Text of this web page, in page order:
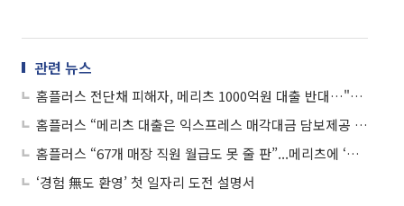
관련 뉴스
홈플러스 전단채 피해자, 메리츠 1000억원 대출 반대…"MBK 책임 회피"
홈플러스 “메리츠 대출은 익스프레스 매각대금 담보제공 조건”
홈플러스 “67개 매장 직원 월급도 못 줄 판”...메리츠에 ‘긴급자금 지원’ 호소
‘경험 無도 환영’ 첫 일자리 도전 설명서